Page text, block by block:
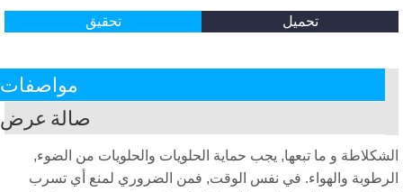
تحميل تحقيق
مواصفات
صالة عرض
و ما تبعها, يجب حماية الحلويات والحلويات من الضوء,
والهواء. في نفس الوقت, فمن الضروري لمنع أي تسرب